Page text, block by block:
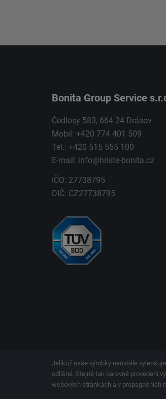
Bonita Group Service
Čedlosy 583, 664 24 Drásov
Mobil: +420 774 401 509
Tel.: +420 515 555 100
E-mail: info@hriste-bonita.cz
IČO: 27738795
DIČ: CZ27738795
Jelikož naše výrobky neustále
odlišné. Stejně tak barevné provedení
webových stránkách a v propagačních